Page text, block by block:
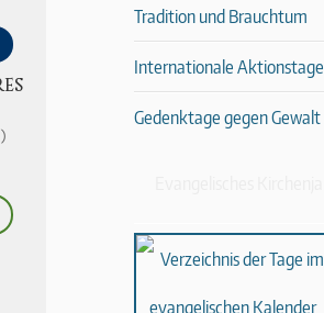
Tradition und Brauchtum
Internationale Aktionstage
Gedenktage gegen Gewalt